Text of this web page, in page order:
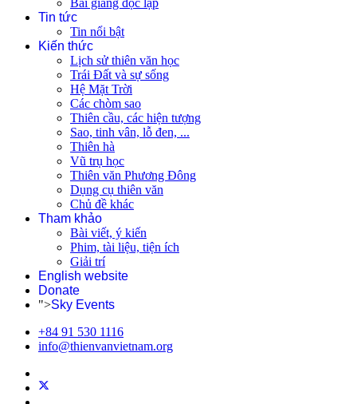
Bài giảng độc lập
Tin tức
Tin nổi bật
Kiến thức
Lịch sử thiên văn học
Trái Đất và sự sống
Hệ Mặt Trời
Các chòm sao
Thiên cầu, các hiện tượng
Sao, tinh vân, lỗ đen, ...
Thiên hà
Vũ trụ học
Thiên văn Phương Đông
Dụng cụ thiên văn
Chủ đề khác
Tham khảo
Bài viết, ý kiến
Phim, tài liệu, tiện ích
Giải trí
English website
Donate
">Sky Events
+84 91 530 1116
info@thienvanvietnam.org